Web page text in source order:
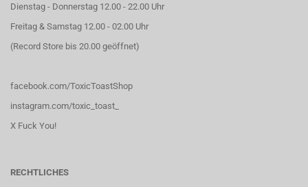
Dienstag - Donnerstag 12.00 - 22.00 Uhr
Freitag & Samstag 12.00 - 02.00 Uhr
(Record Store bis 20.00 geöffnet)
facebook.com/ToxicToastShop
instagram.com/toxic_toast_
X Fuck You!
RECHTLICHES